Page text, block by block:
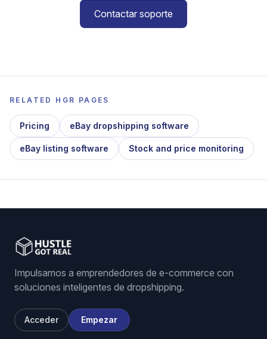
Contactar soporte
RELATED HGR PAGES
Pricing eBay dropshipping software
eBay listing software Stock and price monitoring
Impulsamos a emprendedores de e-commerce con
soluciones inteligentes de dropshipping.
Acceder Empezar